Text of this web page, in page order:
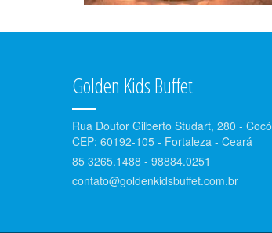
Golden Kids Buffet
Rua Doutor Gilberto Studart, 280 - Cocó
CEP: 60192-105 - Fortaleza - Ceará
85 3265.1488 - 98884.0251
contato@goldenkidsbuffet.com.br